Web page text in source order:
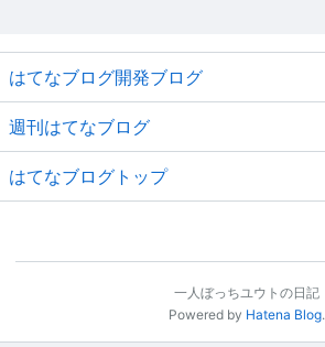
はてなブログ開発ブログ
週刊はてなブログ
はてなブログトップ
一人ぼっちユウトの日記
Powered by Hatena Blog.